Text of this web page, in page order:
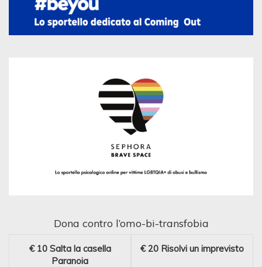
Dona contro l’omo-bi-transfobia
€ 10 Salta la casella
Paranoia
€ 20 Risolvi un imprevisto